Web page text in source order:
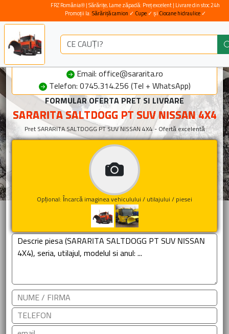
Email: office@sararita.ro
Telefon: 0745.314.256 (Tel + WhatsApp)
FORMULAR OFERTA PRET SI LIVRARE
SARARITA SALTDOGG PT SUV NISSAN 4X4
Pret SARARITA SALTDOGG PT SUV NISSAN 4X4 - Ofertă excelentă
Opțional: Încarcă imaginea vehiculului / utilajului / piesei
FRZ România® | Sărărițe, Lame zăpadă: Preț excelent | Livrare din stoc 24h
Promoții la: Sărăriță camion ✓ Cupe ✓ și Ciocane hidraulice✓